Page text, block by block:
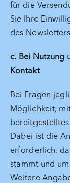
für die
Sie Ihre
des
c. Bei Nutzung
Kontakt
Bei Fragen
Möglichkeit,
Dabei ist die
erforderlich,
stammt und
Weitere